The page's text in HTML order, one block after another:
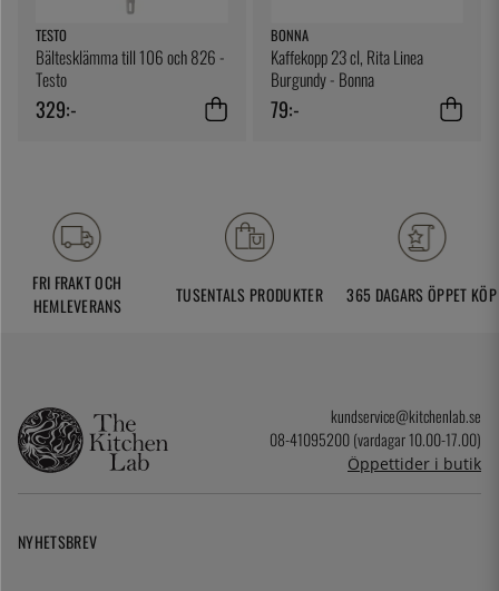
TESTO
Bältesklämma till 106 och 826 -
Testo
329:-
BONNA
Kaffekopp 23 cl, Rita Linea
Burgundy - Bonna
79:-
FRI FRAKT OCH
HEMLEVERANS
TUSENTALS PRODUKTER 365 DAGARS ÖPPET KÖP
kundservice@kitchenlab.se
08-41095200 (vardagar 10.00-17.00)
Öppettider i butik
NYHETSBREV